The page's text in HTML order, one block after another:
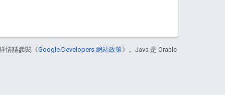
情請參閱《Google Developers 網站政策》。Java 是 Oracle